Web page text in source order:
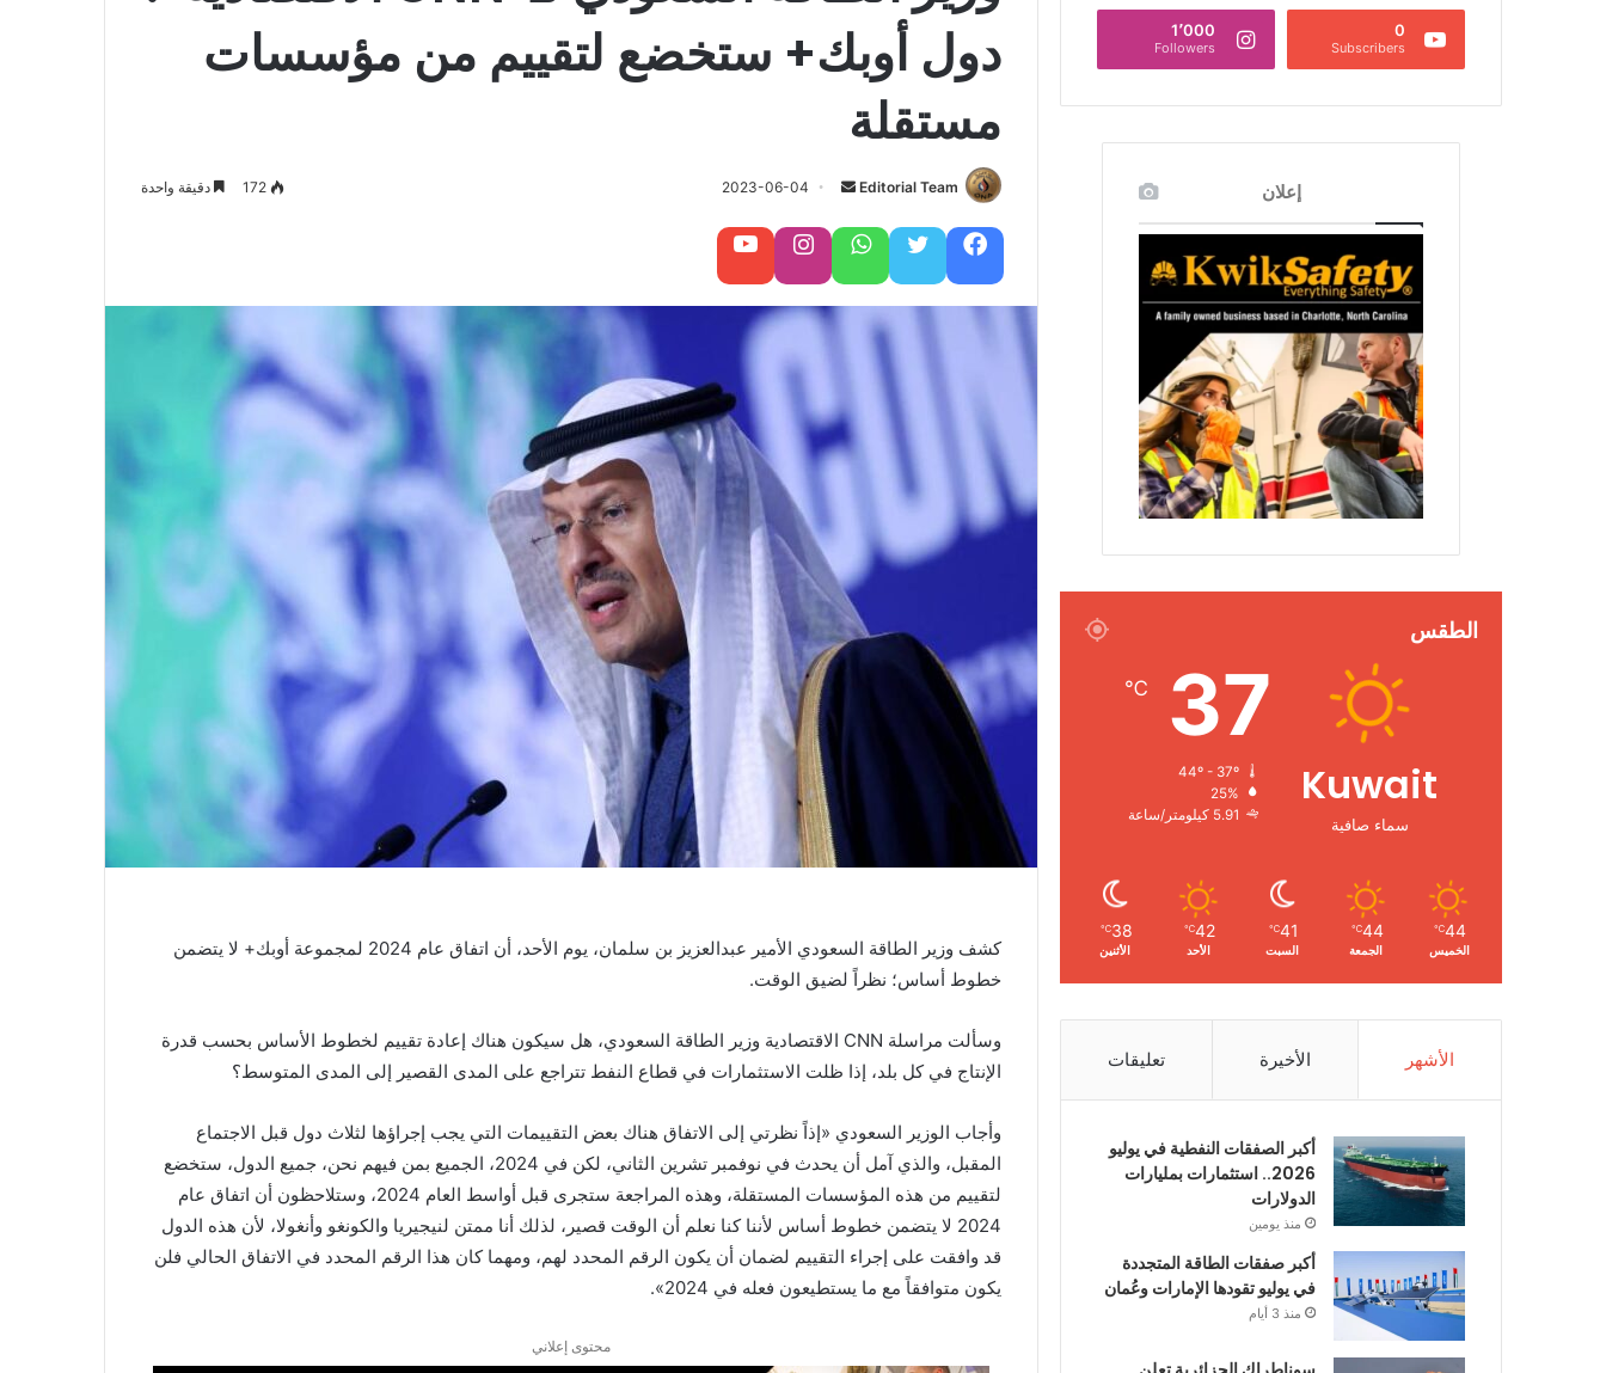
دول أوبك+ ستخضع لتقييم من مؤسسات
مستقلة
Editorial Team
س
ل
ا
إ
و
ي
2023-06-04
172 دقيقة واحدة
فيسبوك تويتر واتساب تابعنا على إنستغرام تابعنا على يوتيوب
كشف وزير الطاقة السعودي الأمير عبدالعزيز بن سلمان، يوم الأحد، أن اتفاق عام 2024 لمجموعة أوبك+ لا يتضمن
خطوط أساس؛ نظراً لضيق الوقت.
وسألت مراسلة CNN الاقتصادية وزير الطاقة السعودي، هل سيكون هناك إعادة تقييم لخطوط الأساس بحسب قدرة
الإنتاج في كل بلد، إذا ظلت الاستثمارات في قطاع النفط تتراجع على المدى القصير إلى المدى المتوسط؟
وأجاب الوزير السعودي «إذاً نظرتي إلى الاتفاق هناك بعض التقييمات التي يجب إجراؤها لثلاث دول قبل الاجتماع
المقبل، والذي آمل أن يحدث في نوفمبر تشرين الثاني، لكن في 2024، الجميع بمن فيهم نحن، جميع الدول، ستخضع
لتقييم من هذه المؤسسات المستقلة، وهذه المراجعة ستجرى قبل أواسط العام 2024، وستلاحظون أن اتفاق عام
2024 لا يتضمن خطوط أساس لأننا كنا نعلم أن الوقت قصير، لذلك أنا ممتن لنيجيريا والكونغو وأنغولا، لأن هذه الدول
قد وافقت على إجراء التقييم لضمان أن يكون الرقم المحدد لهم، ومهما كان هذا الرقم المحدد في الاتفاق الحالي فلن
يكون متوافقاً مع ما يستطيعون فعله في 2024».
محتوى إعلاني
0
Subscribers
1٬000
Followers
إعلان
الطقس
Kuwait
سماء صافية
37
℃
25%
5.91 كيلومتر/ساعة
44
℃
الخميس
44
℃
الجمعة
41
℃
السبت
42
℃
الأحد
38
℃
الأثنين
الأشهر الأخيرة تعليقات
أكبر الصفقات النفطية في يوليو
2026.. استثمارات بمليارات
الدولارات
منذ يومين
أكبر صفقات الطاقة المتجددة
في يوليو تقودها الإمارات وعُمان
منذ 3 أيام